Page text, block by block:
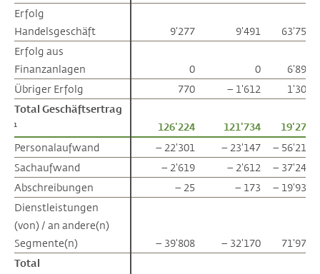
Erfolg
Handelsgeschäft
9'277 9'491
63'750
Erfolg aus
Finanzanlagen
0 0
6'894
Übriger Erfolg
770 – 1'612
1'300
Total Geschäftsertrag
1 126'224 121'734
19'272
Personalaufwand
– 22'301 – 23'147
– 56'217
Sachaufwand
– 2'619 – 2'612
– 37'247
Abschreibungen
– 25 – 173
– 19'938
Dienstleistungen
(von) / an andere(n)
Segmente(n)
– 39'808 – 32'170
71'978
Total
Erfolg
Handelsgeschäft
Erfolg aus
Finanzanlagen
Übriger Erfolg
Total Geschäftsertrag
1
Personalaufwand
Sachaufwand
Abschreibungen
Dienstleistungen
(von) / an andere(n)
Segmente(n)
Total